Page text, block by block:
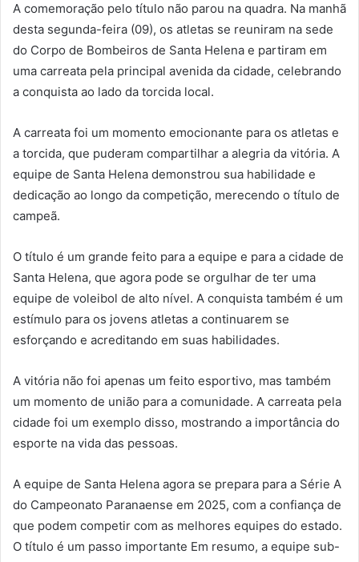
A comemoração pelo título não parou na quadra. Na manhã
desta segunda-feira (09), os atletas se reuniram na sede
do Corpo de Bombeiros de Santa Helena e partiram em
uma carreata pela principal avenida da cidade, celebrando
a conquista ao lado da torcida local.
A carreata foi um momento emocionante para os atletas e
a torcida, que puderam compartilhar a alegria da vitória. A
equipe de Santa Helena demonstrou sua habilidade e
dedicação ao longo da competição, merecendo o título de
campeã.
O título é um grande feito para a equipe e para a cidade de
Santa Helena, que agora pode se orgulhar de ter uma
equipe de voleibol de alto nível. A conquista também é um
estímulo para os jovens atletas a continuarem se
esforçando e acreditando em suas habilidades.
A vitória não foi apenas um feito esportivo, mas também
um momento de união para a comunidade. A carreata pela
cidade foi um exemplo disso, mostrando a importância do
esporte na vida das pessoas.
A equipe de Santa Helena agora se prepara para a Série A
do Campeonato Paranaense em 2025, com a confiança de
que podem competir com as melhores equipes do estado.
O título é um passo importante Em resumo, a equipe sub-